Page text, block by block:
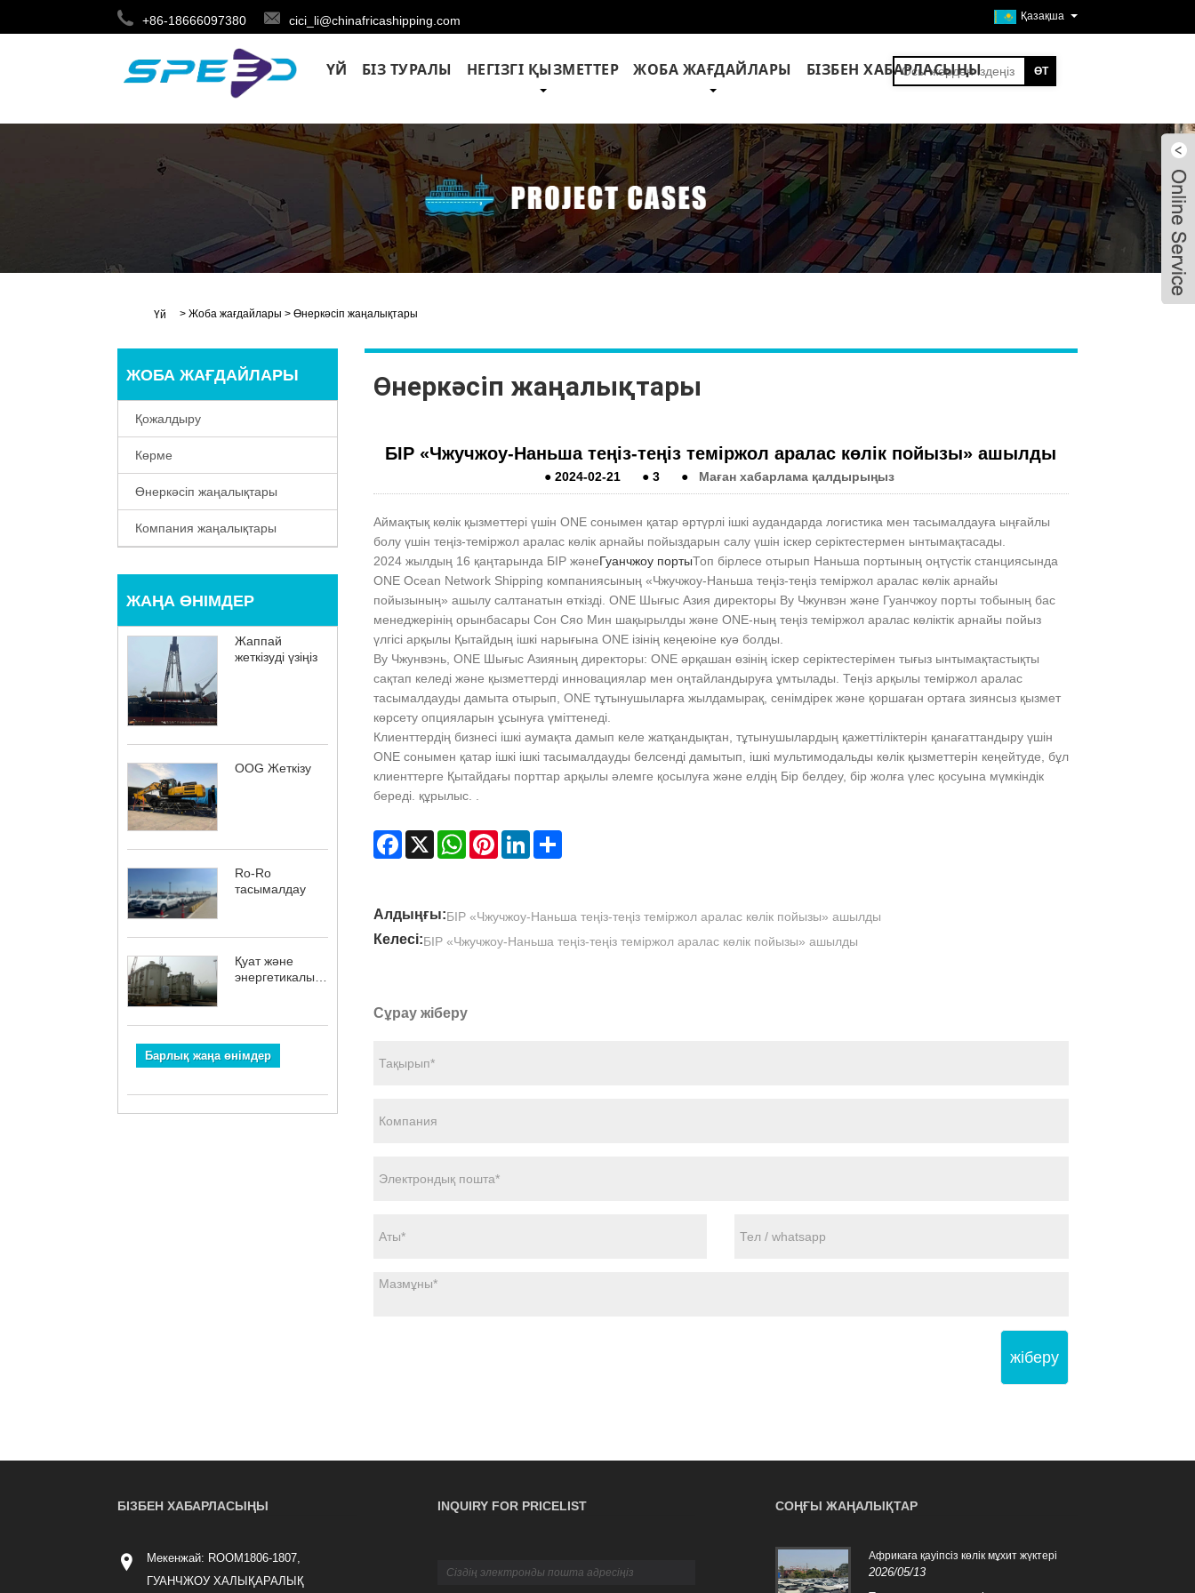
+86-18666097380 cici_li@chinafricashipping.com Қазақша
ҮЙ БІЗ ТУРАЛЫ НЕГІЗГІ ҚЫЗМЕТТЕР ЖОБА ЖАҒДАЙЛАРЫ БІЗБЕН ХАБАРЛАСЫҢЫ
Үй > Жоба жағдайлары > Өнеркәсіп жаңалықтары
ЖОБА ЖАҒДАЙЛАРЫ
Қожалдыру
Көрме
Өнеркәсіп жаңалықтары
Компания жаңалықтары
ЖАҢА ӨНІМДЕР
Жаппай
жеткізуді үзіңіз
OOG Жеткізу
Ro-Ro
тасымалдау
Қуат және
энергетикалық
Барлық жаңа өнімдер
Өнеркәсіп жаңалықтары
БІР «Чжучжоу-Наньша теңіз-теңіз теміржол аралас көлік пойызы» ашылды
● 2024-02-21 ● 3 ● Маған хабарлама қалдырыңыз
Аймақтық көлік қызметтері үшін ONE сонымен қатар әртүрлі ішкі аудандарда логистика мен тасымалдауға ыңғайлы
болу үшін теңіз-теміржол аралас көлік арнайы пойыздарын салу үшін іскер серіктестермен ынтымақтасады.
2024 жылдың 16 қаңтарында БІР жәнеГуанчжоу портыТоп бірлесе отырып Наньша портының оңтүстік станциясында
ONE Ocean Network Shipping компаниясының «Чжучжоу-Наньша теңіз-теңіз теміржол аралас көлік арнайы
пойызының» ашылу салтанатын өткізді. ONE Шығыс Азия директоры Ву Чжунвэн және Гуанчжоу порты тобының бас
менеджерінің орынбасары Сон Сяо Мин шақырылды және ONE-ның теңіз теміржол аралас көліктік арнайы пойыз
үлгісі арқылы Қытайдың ішкі нарығына ONE ізінің кеңеюіне куә болды.
Ву Чжунвэнь, ONE Шығыс Азияның директоры: ONE әрқашан өзінің іскер серіктестерімен тығыз ынтымақтастықты
сақтап келеді және қызметтерді инновациялар мен оңтайландыруға ұмтылады. Теңіз арқылы теміржол аралас
тасымалдауды дамыта отырып, ONE тұтынушыларға жылдамырақ, сенімдірек және қоршаған ортаға зиянсыз қызмет
көрсету опцияларын ұсынуға үміттенеді.
Клиенттердің бизнесі ішкі аумақта дамып келе жатқандықтан, тұтынушылардың қажеттіліктерін қанағаттандыру үшін
ONE сонымен қатар ішкі ішкі тасымалдауды белсенді дамытып, ішкі мультимодальды көлік қызметтерін кеңейтуде, бұл
клиенттерге Қытайдағы порттар арқылы әлемге қосылуға және елдің Бір белдеу, бір жолға үлес қосуына мүмкіндік
береді. құрылыс. .
Facebook
X WhatsAppPinterestLinkedInShare
Алдыңғы:БІР «Чжучжоу-Наньша теңіз-теңіз теміржол аралас көлік пойызы» ашылды
Келесі:БІР «Чжучжоу-Наньша теңіз-теңіз теміржол аралас көлік пойызы» ашылды
Сұрау жіберу
жіберу
БІЗБЕН ХАБАРЛАСЫҢЫ
Мекенжай: ROOM1806-1807,
ГУАНЧЖОУ ХАЛЫҚАРАЛЫҚ
INQUIRY FOR PRICELIST СОҢҒЫ ЖАҢАЛЫҚТАР
B2B нұсқаулығы: қамту, саясаттар және
Африкаға қауіпсіз көлік мұхит жүктері
2026/05/13